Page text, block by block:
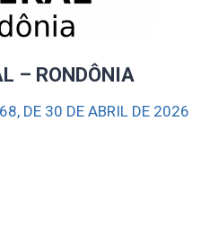
– RONDÔNIA
DE 30 DE ABRIL DE 2026